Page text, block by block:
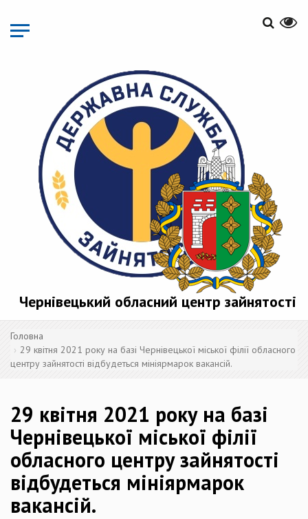
основного
матеріалу
Чернівецький обласний центр зайнятості
Головна
29 квітня 2021 року на базі Чернівецької міської філії обласного
центру зайнятості відбудеться мініярмарок вакансій.
29 квітня 2021 року на базі
Чернівецької міської філії
обласного центру зайнятості
відбудеться мініярмарок
вакансій.